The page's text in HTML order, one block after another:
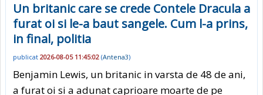
Un britanic care se crede Contele Dracula a
furat oi si le-a baut sangele. Cum l-a prins,
in final, politia
publicat 2026-08-05 11:45:02 (Antena3)
Benjamin Lewis, un britanic in varsta de 48 de ani,
a furat oi si a adunat caprioare moarte de pe